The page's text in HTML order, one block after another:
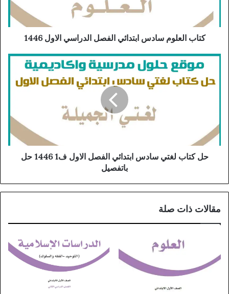
كتاب العلوم سادس ابتدائي الفصل الدراسي الاول 1446
حل كتاب لغتي سادس ابتدائي الفصل الاول ف1 1446 حل
باتفصيل
مقالات ذات صلة